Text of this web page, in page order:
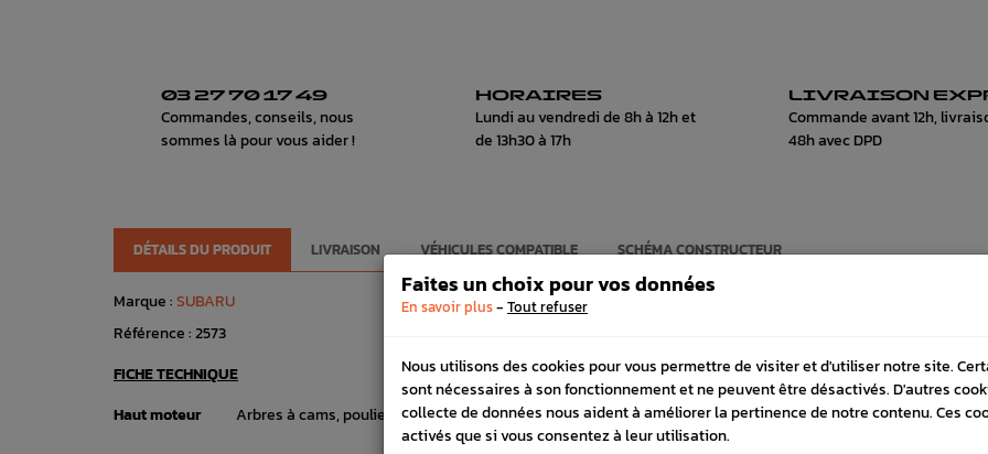
03 27 70 17 49
Commandes, conseils, nous
sommes là pour vous aider !
HORAIRES
Lundi au vendredi de 8h à 12h et
de 13h30 à 17h
LIVRAISON
Commande avant 12h,
48h avec DPD
DÉTAILS DU PRODUIT LIVRAISON VÉHICULES COMPATIBLE SCHÉMA CONSTRUCTEUR
Marque :SUBARU
Référence :2573
FICHE TECHNIQUE
Haut moteur
Arbres à cams, poulies & carters
Faites un choix pour vos données
En savoir plus- Tout refuser
Nous utilisons des cookies pour vous permettre de visiter et d'utiliser notre site.
sont nécessaires à son fonctionnement et ne peuvent être désactivés. D'autres
collecte de données nous aident à améliorer la pertinence de notre contenu. Ces
activés que si vous consentez à leur utilisation.